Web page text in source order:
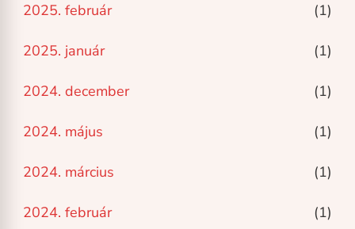
2025. február (1)
2025. január (1)
2024. december (1)
2024. május (1)
2024. március (1)
2024. február (1)